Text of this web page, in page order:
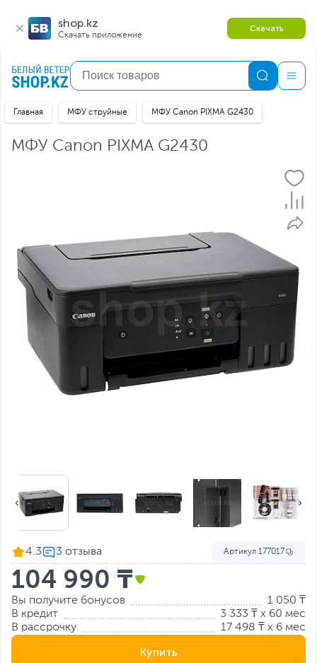
shop.kz
Скачать приложение
Скачать
Главная МФУ струйные МФУ Canon PIXMA G2430
МФУ Canon PIXMA G2430
4.3 Артикул 177017
104 990 ₸
Вы получите бонусов
1 050 ₸
В кредит
3 333 ₸ x 60 мес
В рассрочку
17 498 ₸ x 6 мес
Купить